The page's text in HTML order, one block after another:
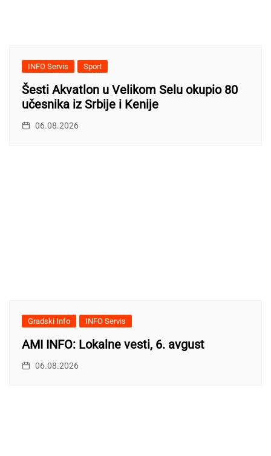
INFO Servis Sport
Šesti Akvatlon u Velikom Selu okupio 80
učesnika iz Srbije i Kenije
06.08.2026
Gradski Info INFO Servis
AMI INFO: Lokalne vesti, 6. avgust
06.08.2026